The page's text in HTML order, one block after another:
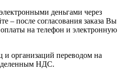
деньгами через
– после согласования заказа Вы
на телефон и электронную
организаций переводом на
НДС.